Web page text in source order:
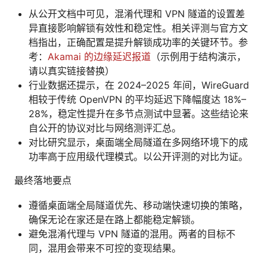
从公开文档中可见，混淆代理和 VPN 隧道的设置差
异直接影响解锁有效性和稳定性。相关评测与官方文
档指出，正确配置是提升解锁成功率的关键环节。参
考： Akamai 的边缘延迟报道 （示例用于结构演示，
请以真实链接替换）
行业数据还提示，在 2024–2025 年间，WireGuard
相较于传统 OpenVPN 的平均延迟下降幅度达 18%–
28%，稳定性提升在多节点测试中显著。这些结论来
自公开的协议对比与网络测评汇总。
对比研究显示，桌面端全局隧道在多网络环境下的成
功率高于应用级代理模式。以公开评测的对比为证。
最终落地要点
遵循桌面端全局隧道优先、移动端快速切换的策略，
确保无论在家还是在路上都能稳定解锁。
避免混淆代理与 VPN 隧道的混用。两者的目标不
同，混用会带来不可控的变现结果。